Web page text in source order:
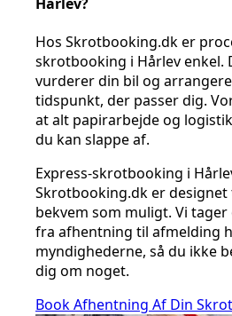
Hos Skrotbooking.dk er
skrotbooking i Hårlev enkel.
vurderer din bil og
tidspunkt, der passer dig.
at alt papirarbejde og
du kan slappe af.
Express-skrotbooking i
Skrotbooking.dk er
bekvem som muligt. Vi tager
fra afhentning til afmelding
myndighederne, så du ikke
dig om noget.
Book Afhentning Af Din